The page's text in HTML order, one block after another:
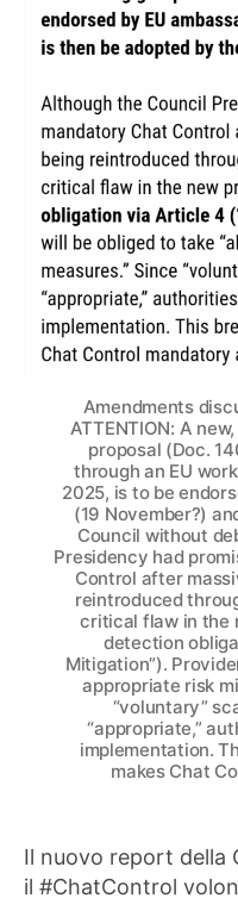
Amendments
ATTENTION: A
proposal (Doc.
through an EU
2025, is to be
(19 November?)
Council without
Presidency had
Control after
reintroduced
critical flaw in the
detection
Mitigation”).
appropriate risk
“voluntary”
“appropriate,”
implementation.
makes Chat
Il nuovo report della
il #ChatControl